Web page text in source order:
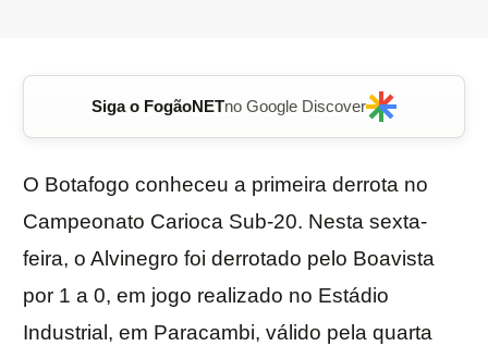
Siga o FogãoNETno Google Discover
O Botafogo conheceu a primeira derrota no
Campeonato Carioca Sub-20. Nesta sexta-
feira, o Alvinegro foi derrotado pelo Boavista
por 1 a 0, em jogo realizado no Estádio
Industrial, em Paracambi, válido pela quarta